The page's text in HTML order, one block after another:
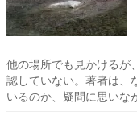
他の場所でも見かけるが
認していない。著者は、
いるのか、疑問に思いな